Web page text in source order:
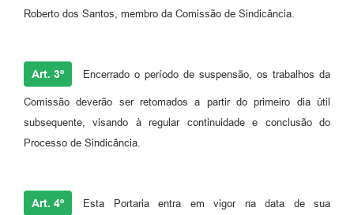
Roberto dos Santos, membro da Comissão de Sindicância.
Art. 3º Encerrado o período de suspensão, os trabalhos da
Comissão deverão ser retomados a partir do primeiro dia útil
subsequente, visando à regular continuidade e conclusão do
Processo de Sindicância.
Art. 4º Esta Portaria entra em vigor na data de sua